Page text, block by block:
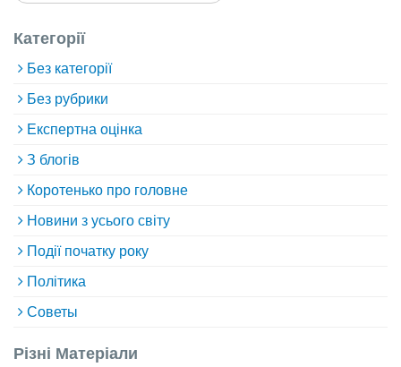
Категорії
Без категорії
Без рубрики
Експертна оцінка
З блогів
Коротенько про головне
Новини з усього світу
Події початку року
Політика
Советы
Різні Матеріали